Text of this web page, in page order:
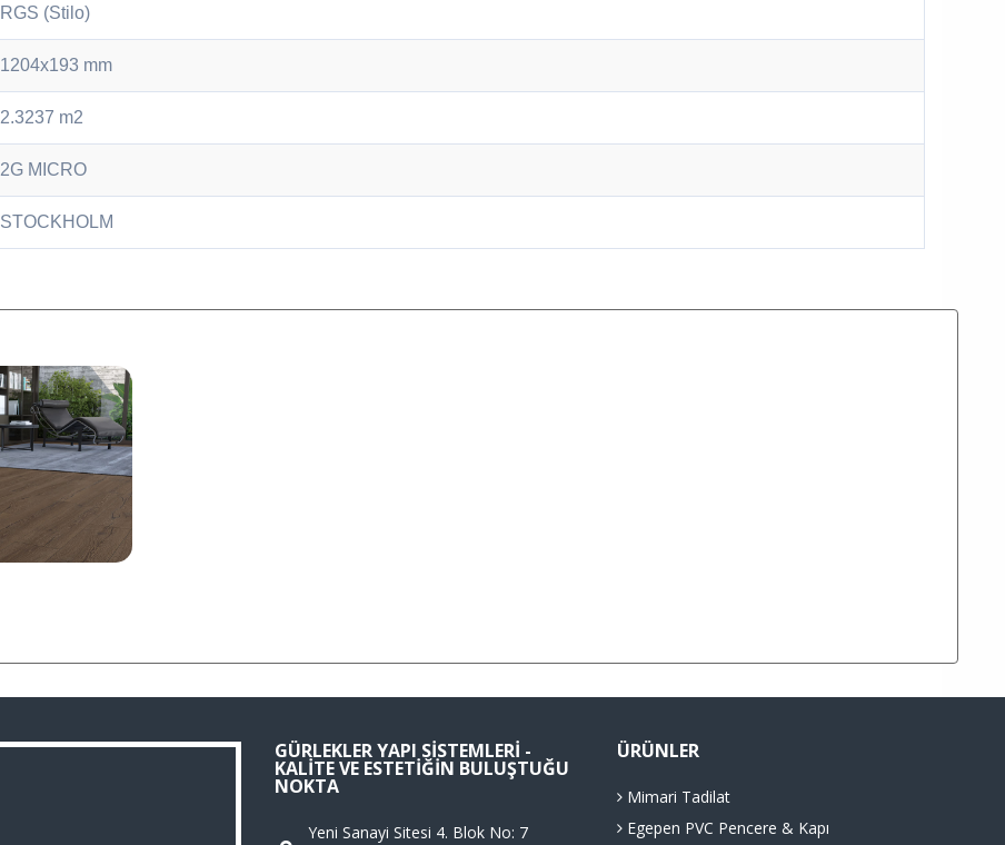
RGS (Stilo)
1204x193 mm
2.3237 m2
2G MICRO
STOCKHOLM
GÜRLEKLER YAPI SISTEMLERI -
KALITE VE ESTETIĞIN BULUŞTUĞU
NOKTA
Yeni Sanayi Sitesi 4. Blok No: 7
ÜRÜNLER
Mimari Tadilat
Egepen PVC Pencere & Kapı